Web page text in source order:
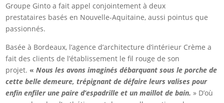
Groupe Ginto a fait appel conjointement à deux
prestataires basés en Nouvelle-Aquitaine, aussi pointus que
passionnés.
Basée à Bordeaux, l’agence d’architecture d’intérieur Crème a
fait des clients de l’établissement le fil rouge de son
projet. «Nous les avons imaginés débarquant sous le porche de
cette belle demeure, trépignant de défaire leurs valises pour
enfin enfiler une paire d’espadrille et un maillot de bain. » D’où